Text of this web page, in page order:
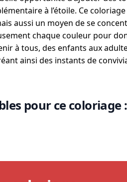
à l’étoile. Ce
aussi un moyen de se
chaque couleur pour
à tous, des enfants aux
ainsi des instants de
pour ce coloriage :